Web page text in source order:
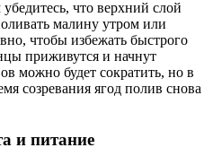
что верхний слой
малину утром или
чтобы избежать быстрого
приживутся и начнут
можно будет сократить, но в
созревания ягод полив снова
и питание